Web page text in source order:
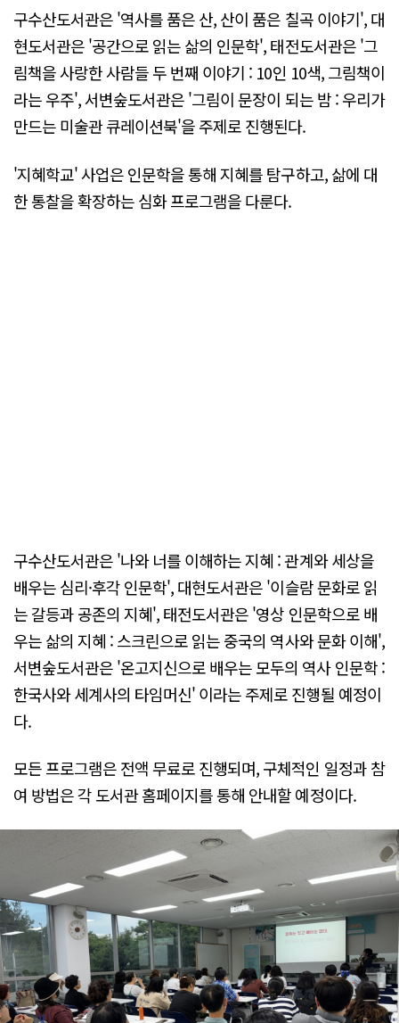
구수산도서관은 '역사를 품은 산, 산이 품은 칠곡 이야기', 대
현도서관은 '공간으로 읽는 삶의 인문학', 태전도서관은 '그
림책을 사랑한 사람들 두 번째 이야기 : 10인 10색, 그림책이
라는 우주', 서변숲도서관은 '그림이 문장이 되는 밤 : 우리가
만드는 미술관 큐레이션북'을 주제로 진행된다.
'지혜학교' 사업은 인문학을 통해 지혜를 탐구하고, 삶에 대
한 통찰을 확장하는 심화 프로그램을 다룬다.
구수산도서관은 '나와 너를 이해하는 지혜 : 관계와 세상을
배우는 심리·후각 인문학', 대현도서관은 '이슬람 문화로 읽
는 갈등과 공존의 지혜', 태전도서관은 '영상 인문학으로 배
우는 삶의 지혜 : 스크린으로 읽는 중국의 역사와 문화 이해',
서변숲도서관은 '온고지신으로 배우는 모두의 역사 인문학 :
한국사와 세계사의 타임머신' 이라는 주제로 진행될 예정이
다.
모든 프로그램은 전액 무료로 진행되며, 구체적인 일정과 참
여 방법은 각 도서관 홈페이지를 통해 안내할 예정이다.